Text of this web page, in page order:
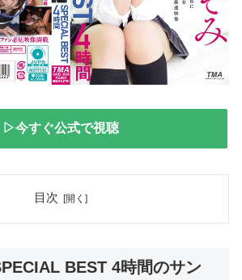
▷今すぐ公式で視聴
目次
BEST 4時間のサン